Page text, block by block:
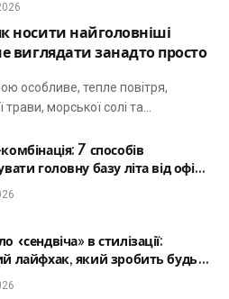
носити найголовніші
виглядати занадто просто
особливе, тепле повітря,
морської солі та…
7 способів
головну базу літа від офісу
вечері
«сендвіча» в стилізації:
лайфхак, який зробить будь-
гармонійним